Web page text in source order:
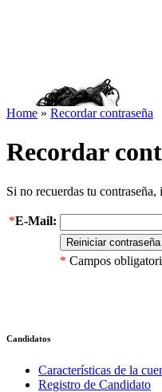
Home » Recordar contraseña
Recordar
Si no recuerdas tu
*E-Mail:
* Campos
Candidatos
Características de la
Registro de Candidato